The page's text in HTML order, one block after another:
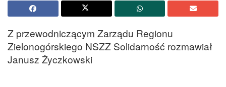
Z przewodniczącym Zarządu Regionu
Zielonogórskiego NSZZ Solidarność rozmawiał
Janusz Życzkowski